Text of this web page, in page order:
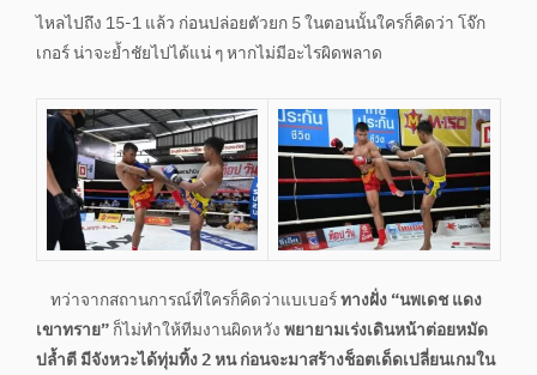
ไหลไปถึง 15-1 แล้ว ก่อนปล่อยตัวยก 5 ในตอนนั้นใครก็คิดว่า โจ๊ก
เกอร์ น่าจะย้ำชัยไปได้แน่ ๆ หากไม่มีอะไรผิดพลาด
ทว่าจากสถานการณ์ที่ใครก็คิดว่าแบเบอร์ทางฝั่ง “นพเดช แดง
เขาทราย”ก็ไม่ทำให้ทีมงานผิดหวังพยายามเร่งเดินหน้าต่อยหมัด
ปล้ำตี มีจังหวะได้ทุ่มทิ้ง 2 หน ก่อนจะมาสร้างช็อตเด็ดเปลี่ยนเกมใน